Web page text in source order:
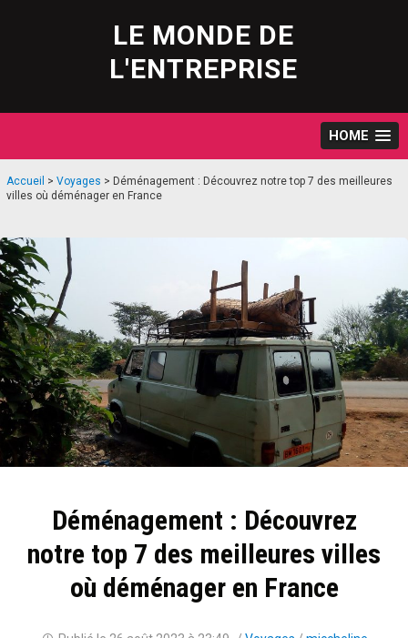
content
LE MONDE DE
L'ENTREPRISE
HOME
Accueil > Voyages > Déménagement : Découvrez notre top 7 des meilleures
villes où déménager en France
Déménagement : Découvrez
notre top 7 des meilleures villes
où déménager en France